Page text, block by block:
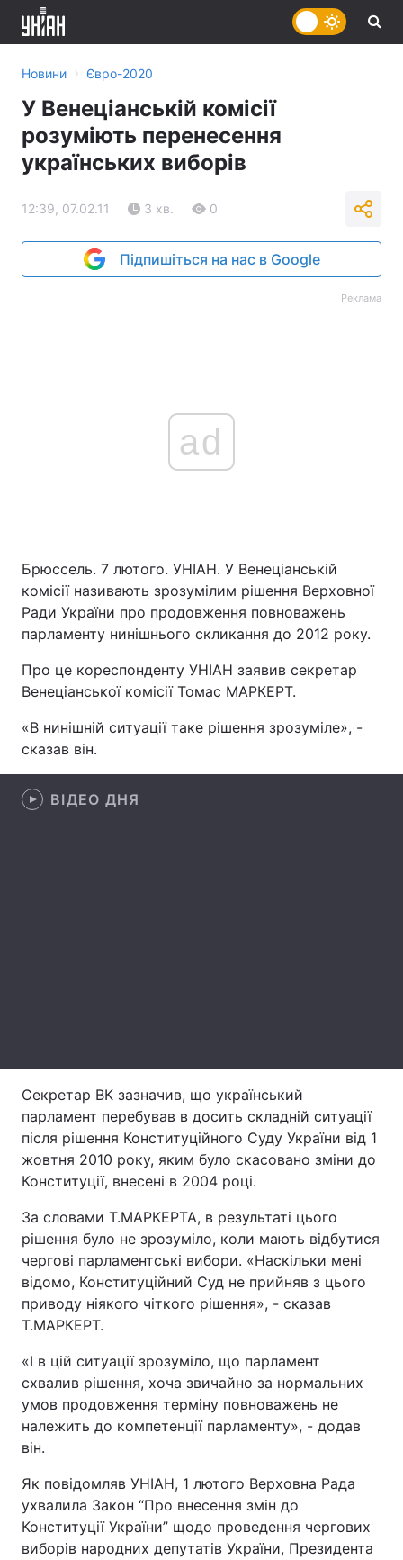
Здоров'я Туризм
Цікавинки Погода
Лонгріди
Відео з Youtube Статті
Інтерв'ю
Архів Вакансії
Контакти
Послуги
Новини › Євро-2020
У Венеціанській комісії
розуміють перенесення
українських виборів
12:39, 07.02.11 3 хв. 0
Підпишіться на нас в Google
Реклама
ad
Брюссель. 7 лютого. УНІАН. У Венеціанській
комісії називають зрозумілим рішення Верховної
Ради України про продовження повноважень
парламенту нинішнього скликання до 2012 року.
Про це кореспонденту УНІАН заявив секретар
Венеціанської комісії Томас МАРКЕРТ.
«В нинішній ситуації таке рішення зрозуміле», -
сказав він.
ВІДЕО ДНЯ
Секретар ВК зазначив, що український
парламент перебував в досить складній ситуації
після рішення Конституційного Суду України від 1
жовтня 2010 року, яким було скасовано зміни до
Конституції, внесені в 2004 році.
За словами Т.МАРКЕРТА, в результаті цього
рішення було не зрозуміло, коли мають відбутися
чергові парламентські вибори. «Наскільки мені
відомо, Конституційний Суд не прийняв з цього
приводу ніякого чіткого рішення», - сказав
Т.МАРКЕРТ.
«І в цій ситуації зрозуміло, що парламент
схвалив рішення, хоча звичайно за нормальних
умов продовження терміну повноважень не
належить до компетенції парламенту», - додав
він.
Як повідомляв УНІАН, 1 лютого Верховна Рада
ухвалила Закон “Про внесення змін до
Конституції України” щодо проведення чергових
виборів народних депутатів України, Президента